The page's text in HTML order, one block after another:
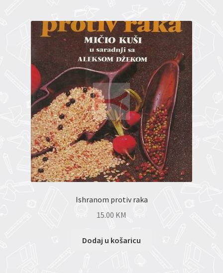
Ishranom protiv raka
15.00 KM
Dodaj u košaricu